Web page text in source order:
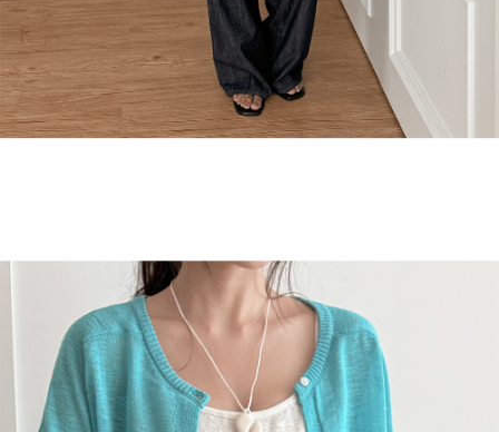
English
日本語
繁體中文